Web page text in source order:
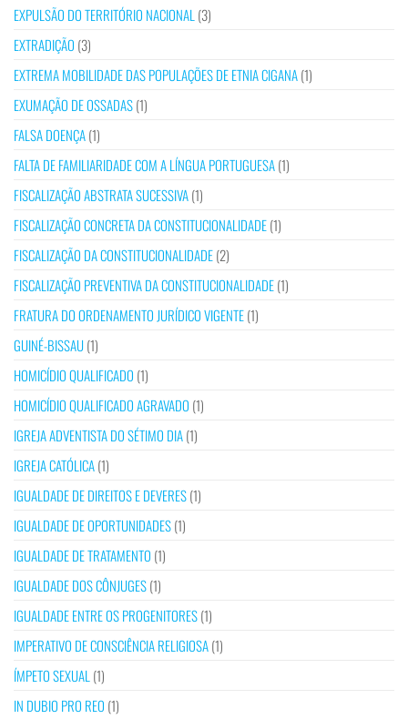
EXPULSÃO DO TERRITÓRIO NACIONAL (3)
EXTRADIÇÃO (3)
EXTREMA MOBILIDADE DAS POPULAÇÕES DE ETNIA CIGANA(1)
EXUMAÇÃO DE OSSADAS(1)
FALSA DOENÇA(1)
FALTA DE FAMILIARIDADE COM A LÍNGUA PORTUGUESA(1)
FISCALIZAÇÃO ABSTRATA SUCESSIVA(1)
FISCALIZAÇÃO CONCRETA DA CONSTITUCIONALIDADE(1)
FISCALIZAÇÃO DA CONSTITUCIONALIDADE(2)
FISCALIZAÇÃO PREVENTIVA DA CONSTITUCIONALIDADE(1)
FRATURA DO ORDENAMENTO JURÍDICO VIGENTE(1)
GUINÉ-BISSAU(1)
HOMICÍDIO QUALIFICADO (1)
HOMICÍDIO QUALIFICADO AGRAVADO (1)
IGREJA ADVENTISTA DO SÉTIMO DIA(1)
IGREJA CATÓLICA(1)
IGUALDADE DE DIREITOS E DEVERES(1)
IGUALDADE DE OPORTUNIDADES(1)
IGUALDADE DE TRATAMENTO (1)
IGUALDADE DOS CÔNJUGES(1)
IGUALDADE ENTRE OS PROGENITORES(1)
IMPERATIVO DE CONSCIÊNCIA RELIGIOSA(1)
ÍMPETO SEXUAL (1)
IN DUBIO PRO REO (1)